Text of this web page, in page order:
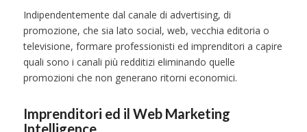
Indipendentemente dal canale di advertising, di
promozione, che sia lato social, web, vecchia editoria o
televisione, formare professionisti ed imprenditori a capire
quali sono i canali più redditizi eliminando quelle
promozioni che non generano ritorni economici.
Imprenditori ed il Web Marketing
Intelligence